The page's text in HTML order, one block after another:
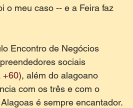
o meu caso -- e a Feira faz
Encontro de Negócios
sociais
+60), além do alagoano
com os três e com o
é sempre encantador.